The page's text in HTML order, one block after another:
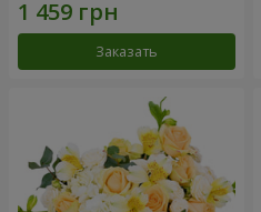
Заказать